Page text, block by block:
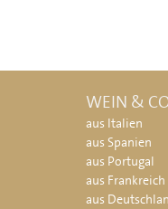
WEIN &
aus Italien
aus Spanien
aus Portugal
aus Frankreich
aus